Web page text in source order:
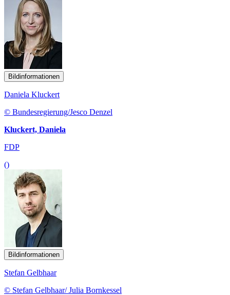
Bildinformationen
Daniela Kluckert
© Bundesregierung/Jesco Denzel
Kluckert, Daniela
FDP
()
Bildinformationen
Stefan Gelbhaar
© Stefan Gelbhaar/ Julia Bornkessel